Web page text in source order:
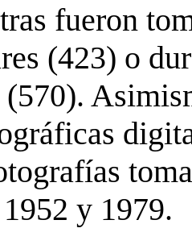
fueron
(423) o
y 1979.